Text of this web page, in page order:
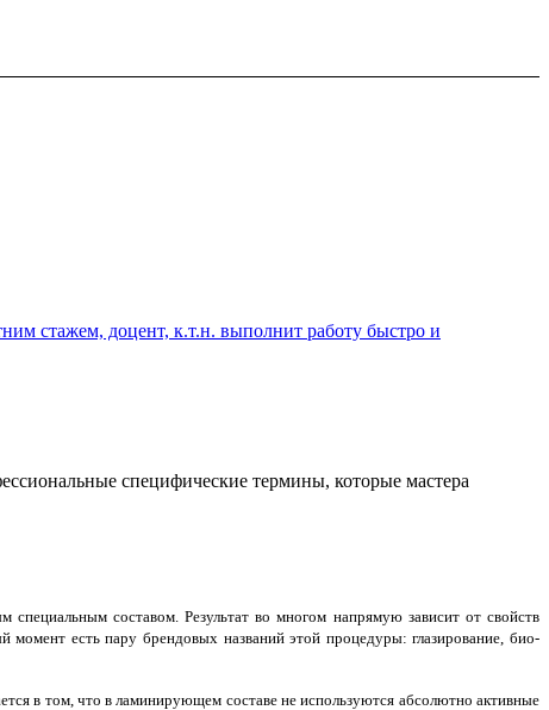
стажем, доцент, к.т.н. выполнит работу быстро и
специфические термины, которые мастера
составом. Результат во многом напрямую зависит от свойств
момент есть пару брендовых названий этой процедуры: глазирование, био-
в том, что в ламинирующем составе не используются абсолютно активные